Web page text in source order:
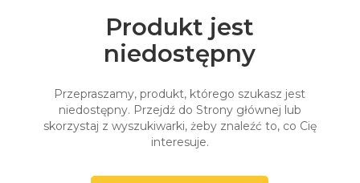
Produkt jest
niedostępny
Przepraszamy, produkt, którego szukasz jest
niedostępny. Przejdź do Strony głównej lub
skorzystaj z wyszukiwarki, żeby znaleźć to, co Cię
interesuje.